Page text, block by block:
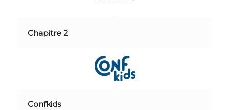
Chapitre 2
Confkids